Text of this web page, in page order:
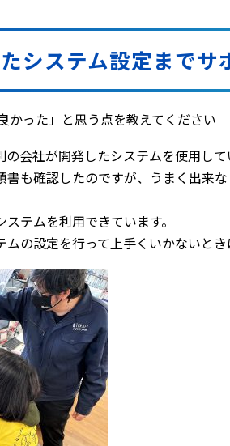
システム設定までサ
良かった」と思う点を教えてください
会社が開発したシステムを使用し
書も確認したのですが、うまく出来
テムを利用できています。
の設定を行って上手くいかないとき